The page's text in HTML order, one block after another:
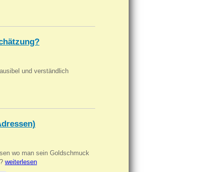
und verständlich
wo man sein Goldschmuck
weiterlesen